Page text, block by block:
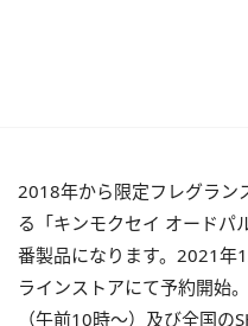
2018年から限定フレグラン
る「キンモクセイ オードパ
番製品になります。2021年
ラインストアにて予約開始
（午前10時～）及び全国の